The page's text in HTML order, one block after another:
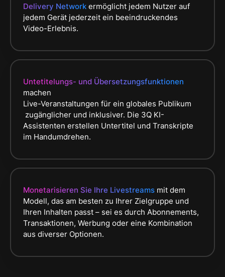
Delivery Network ermöglicht jedem Nutzer auf
jedem Gerät jederzeit ein beeindruckendes
Video-Erlebnis.
Untetitelungs- und Übersetzungsfunktionen
machen
Live-Veranstaltungen für ein globales Publikum
zugänglicher und inklusiver. Die 3Q KI-
Assistenten erstellen Untertitel und Transkripte
im Handumdrehen.
Monetarisieren Sie Ihre Livestreams mit dem
Modell, das am besten zu Ihrer Zielgruppe und
Ihren Inhalten passt – sei es durch Abonnements,
Transaktionen, Werbung oder eine Kombination
aus diverser Optionen.